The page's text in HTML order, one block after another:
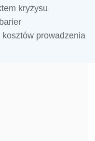
kryzysu
prowadzenia